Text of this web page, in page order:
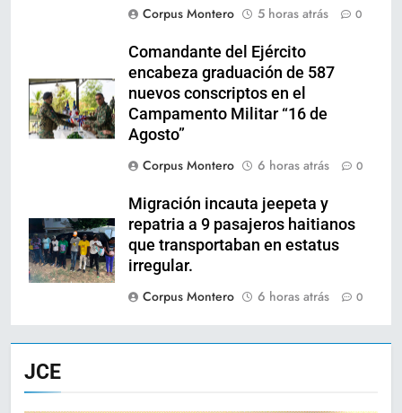
JCE
Corpus Montero
5 horas atrás 0
Comandante del Ejército
encabeza graduación de 587
nuevos conscriptos en el
Campamento Militar “16 de
Agosto”
Corpus Montero
6 horas atrás 0
Migración incauta jeepeta y
repatria a 9 pasajeros haitianos
que transportaban en estatus
irregular.
Corpus Montero
6 horas atrás 0